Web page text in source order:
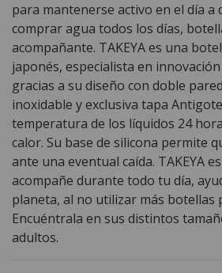
para mantenerse activo en el día a
comprar agua todos los días,
acompañante. TAKEYA es una
japonés, especialista en
gracias a su diseño con doble
inoxidable y exclusiva tapa
temperatura de los líquidos 24
calor. Su base de silicona permite
ante una eventual caída. TAKEYA
acompañe durante todo tu día,
planeta, al no utilizar más botellas
Encuéntrala en sus distintos
adultos.